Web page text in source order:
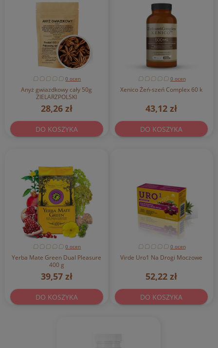
0 ocen
Anyż gwiazdkowy cały 50g
ZIELARZPOLSKI
28,26 zł
DO KOSZYKA
0 ocen
Xenico Żeń-szeń Complex 60 k
43,12 zł
DO KOSZYKA
0 ocen
Yerba Mate Green Dual Pleasure
400 g
39,57 zł
DO KOSZYKA
0 ocen
Virde Uro1 Na Drogi Moczowe
52,22 zł
DO KOSZYKA